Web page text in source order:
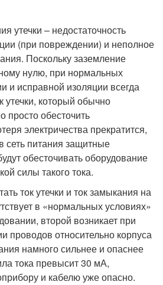
утечки – недостаточность
(при повреждении) и неполное
Поскольку заземление
нулю, при нормальных
и исправной изоляции всегда
утечки, который обычно
просто обесточить
электричества прекратится,
сеть питания защитные
обесточивать оборудование
силы такого тока.
ток утечки и ток замыкания на
в «нормальных условиях»
второй возникает при
проводов относительно корпуса
намного сильнее и опаснее
тока превысит 30 мА,
и кабелю уже опасно.